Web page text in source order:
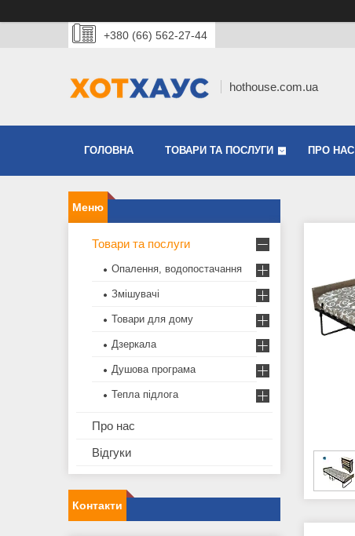
+380 (66) 562-27-44
hothouse.com.ua
ГОЛОВНА ТОВАРИ ТА ПОСЛУГИ ПРО НАС
Товари та послуги
Опалення, водопостачання
Змішувачі
Товари для дому
Дзеркала
Душова програма
Тепла підлога
Про нас
Відгуки
Контакти